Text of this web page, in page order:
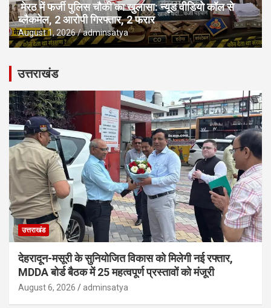
मेरठ में फर्जी पुलिस चौकी का खुलासा: न्यूड वीडियो कॉल से
ब्लैकमेल, 2 आरोपी गिरफ्तार, 2 फरार
August 1, 2026 adminsatya
उत्तराखंड
उत्तराखंड
देहरादून-मसूरी के सुनियोजित विकास को मिलेगी नई रफ्तार,
MDDA बोर्ड बैठक में 25 महत्वपूर्ण प्रस्तावों को मंजूरी
August 6, 2026 adminsatya